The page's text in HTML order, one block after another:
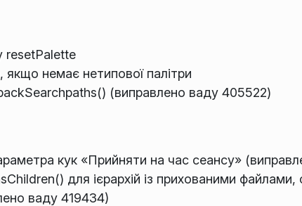
resetPalette
немає нетипової палітри
(виправлено ваду 405522)
кук «Прийняти на час сеансу»
для ієрархій із прихованими
ваду 419434)